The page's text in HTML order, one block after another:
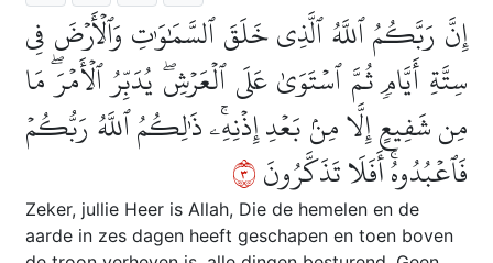
إِنَّ رَبَّكُمُ ٱللَّهُ ٱلَّذِي خَلَقَ ٱلسَّمَٰوَٰتِ وَٱلۡأَرۡضَ فِي
سِتَّةِ أَيَّامٖ ثُمَّ ٱسۡتَوَىٰ عَلَى ٱلۡعَرۡشِۖ يُدَبِّرُ ٱلۡأَمۡرَۖ مَا
مِن شَفِيعٍ إِلَّا مِنۢ بَعۡدِ إِذۡنِهِۦۚ ذَٰلِكُمُ ٱللَّهُ رَبُّكُمۡ
فَٱعۡبُدُوهُۚ أَفَلَا تَذَكَّرُونَ٣
Zeker, jullie Heer is Allah, Die de hemelen en de
aarde in zes dagen heeft geschapen en toen boven